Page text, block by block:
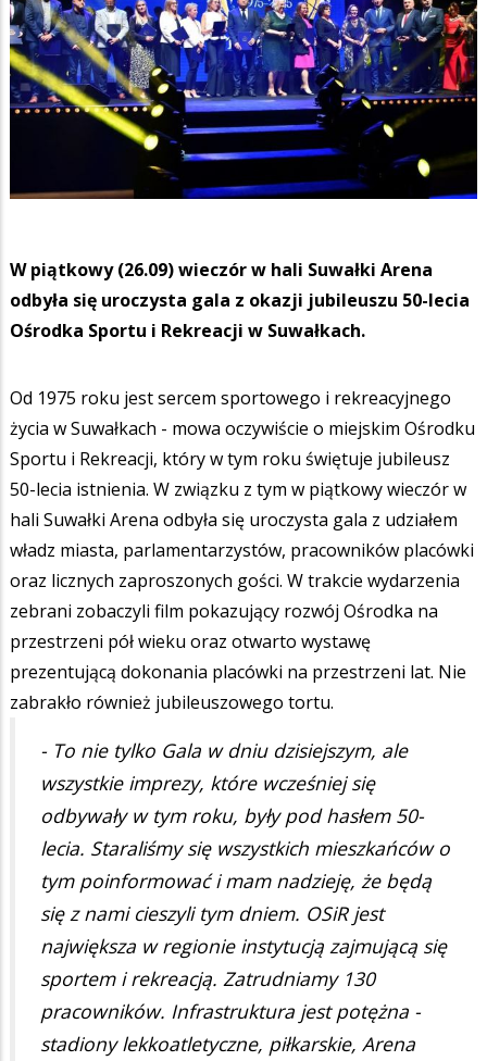
W piątkowy (26.09) wieczór w hali Suwałki Arena
odbyła się uroczysta gala z okazji jubileuszu 50-lecia
Ośrodka Sportu i Rekreacji w Suwałkach.
Od 1975 roku jest sercem sportowego i rekreacyjnego
życia w Suwałkach - mowa oczywiście o miejskim Ośrodku
Sportu i Rekreacji, który w tym roku świętuje jubileusz
50-lecia istnienia. W związku z tym w piątkowy wieczór w
hali Suwałki Arena odbyła się uroczysta gala z udziałem
władz miasta, parlamentarzystów, pracowników placówki
oraz licznych zaproszonych gości. W trakcie wydarzenia
zebrani zobaczyli film pokazujący rozwój Ośrodka na
przestrzeni pół wieku oraz otwarto wystawę
prezentującą dokonania placówki na przestrzeni lat. Nie
zabrakło również jubileuszowego tortu.
- To nie tylko Gala w dniu dzisiejszym, ale
wszystkie imprezy, które wcześniej się
odbywały w tym roku, były pod hasłem 50-
lecia. Staraliśmy się wszystkich mieszkańców o
tym poinformować i mam nadzieję, że będą
się z nami cieszyli tym dniem. OSiR jest
największa w regionie instytucją zajmującą się
sportem i rekreacją. Zatrudniamy 130
pracowników. Infrastruktura jest potężna -
stadiony lekkoatletyczne, piłkarskie, Arena